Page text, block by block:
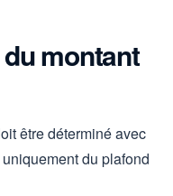
montant
être déterminé avec
du plafond